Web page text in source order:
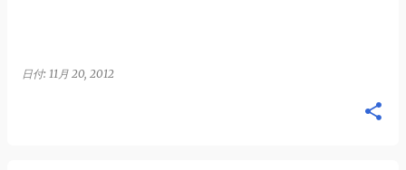
日付: 11月 20, 2012